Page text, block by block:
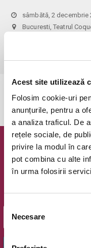
Acest site utilizează
Folosim cookie-uri
anunțurile, pentru a
a analiza traficul. De
rețele sociale, de
privire la modul în
pot combina cu alte
în urma folosirii
Selecția
consimțământului
Necesare
sâmbătă, 2 decembrie
Bucuresti, Teatrul
Dupa ora inceperii
Oferte exclusive si o
OK